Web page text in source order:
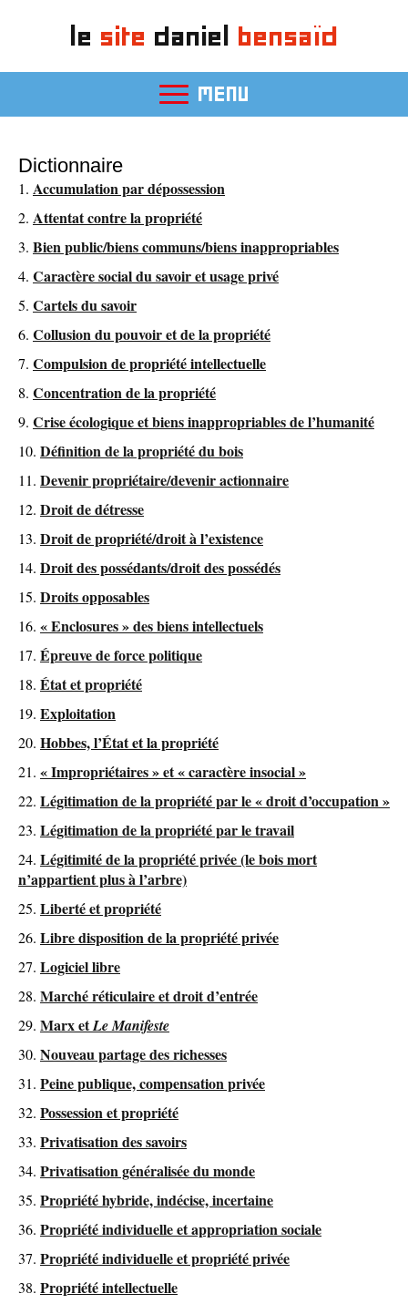
le site daniel bensaïd
MENU
Dictionnaire
Accumulation par dépossession
Attentat contre la propriété
Bien public/biens communs/biens inappropriables
Caractère social du savoir et usage privé
Cartels du savoir
Collusion du pouvoir et de la propriété
Compulsion de propriété intellectuelle
Concentration de la propriété
Crise écologique et biens inappropriables de l’humanité
Définition de la propriété du bois
Devenir propriétaire/devenir actionnaire
Droit de détresse
Droit de propriété/droit à l’existence
Droit des possédants/droit des possédés
Droits opposables
« Enclosures » des biens intellectuels
Épreuve de force politique
État et propriété
Exploitation
Hobbes, l’État et la propriété
« Impropriétaires » et « caractère insocial »
Légitimation de la propriété par le « droit d’occupation »
Légitimation de la propriété par le travail
Légitimité de la propriété privée (le bois mort
n’appartient plus à l’arbre)
Liberté et propriété
Libre disposition de la propriété privée
Logiciel libre
Marché réticulaire et droit d’entrée
Marx etLe Manifeste
Nouveau partage des richesses
Peine publique, compensation privée
Possession et propriété
Privatisation des savoirs
Privatisation généralisée du monde
Propriété hybride, indécise, incertaine
Propriété individuelle et appropriation sociale
Propriété individuelle et propriété privée
Propriété intellectuelle